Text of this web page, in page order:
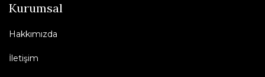
Kurumsal
Hakkımızda
İletişim